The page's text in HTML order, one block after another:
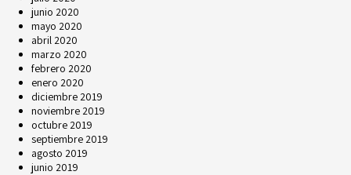
junio 2020
mayo 2020
abril 2020
marzo 2020
febrero 2020
enero 2020
diciembre 2019
noviembre 2019
octubre 2019
septiembre 2019
agosto 2019
junio 2019